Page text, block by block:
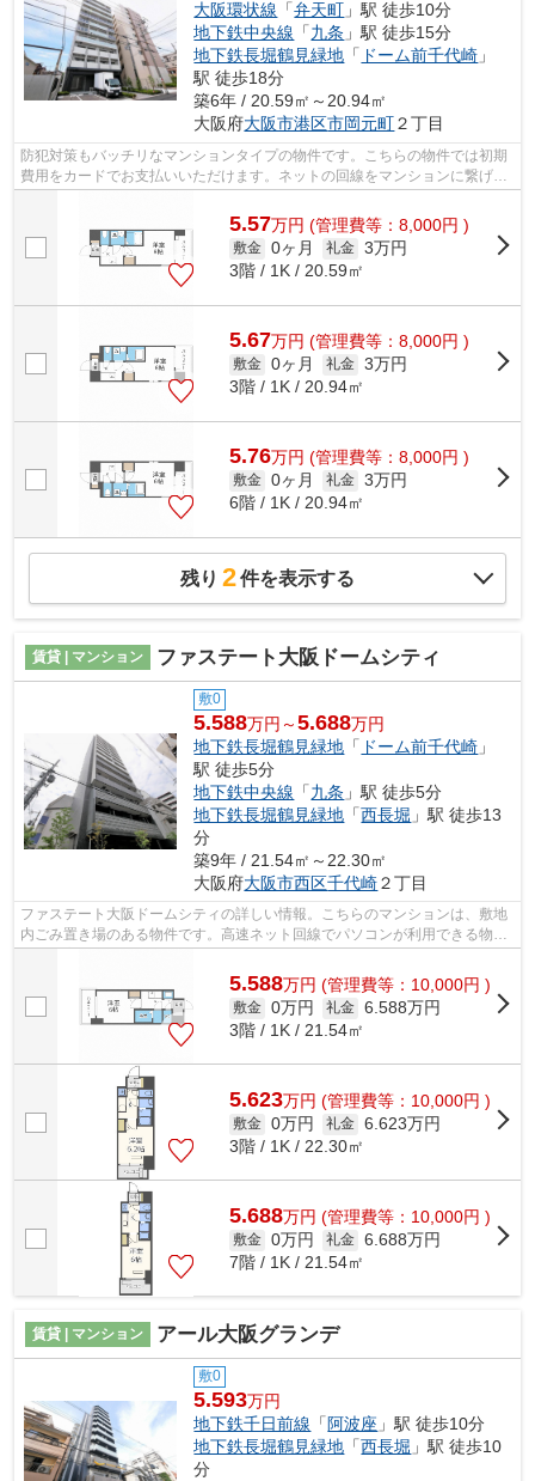
大阪環状線 「弁天町 」駅 徒歩10分
地下鉄中央線 「九条 」駅 徒歩15分
地下鉄長堀鶴見緑地 「 ドーム前千代崎 」
駅 徒歩18分
築6年 / 20.59㎡～20.94㎡
大阪府大阪市港区市岡元町２丁目
防犯対策もバッチリなマンションタイプの物件です。こちらの物件では初期
費用をカードでお支払いいただけます。ネットの回線をマンションに繋げて
います、パソコン使用可。駅から徒歩1...
5.57万円 (管理費等：8,000円 )
敷金 0ヶ月 礼金 3万円
3階 / 1K / 20.59㎡
5.67万円 (管理費等：8,000円 )
敷金 0ヶ月 礼金 3万円
3階 / 1K / 20.94㎡
5.76万円 (管理費等：8,000円 )
敷金 0ヶ月 礼金 3万円
6階 / 1K / 20.94㎡
残り 2件を表示する
賃貸 | マンション ファステート大阪ドームシティ
敷0
5.588万円～5.688万円
地下鉄長堀鶴見緑地 「 ドーム前千代崎 」
駅 徒歩5分
地下鉄中央線 「九条 」駅 徒歩5分
地下鉄長堀鶴見緑地 「西長堀 」駅 徒歩13
分
築9年 / 21.54㎡～22.30㎡
大阪府大阪市西区千代崎２丁目
ファステート大阪ドームシティの詳しい情報。こちらのマンションは、敷地
内ごみ置き場のある物件です。高速ネット回線でパソコンが利用できる物件
5.588万円 (管理費等：10,000円 )
敷金 0万円 礼金 6.588万円
3階 / 1K / 21.54㎡
5.623万円 (管理費等：10,000円 )
敷金 0万円 礼金 6.623万円
3階 / 1K / 22.30㎡
5.688万円 (管理費等：10,000円 )
敷金 0万円 礼金 6.688万円
7階 / 1K / 21.54㎡
賃貸 | マンション アール大阪グランデ
敷0
5.593万円
地下鉄千日前線 「 阿波座 」駅 徒歩10分
地下鉄長堀鶴見緑地 「西長堀 」駅 徒歩10
分